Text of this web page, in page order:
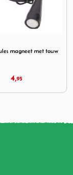
magneet met touw
4,95